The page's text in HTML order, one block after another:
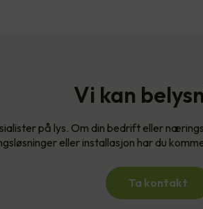
Vi kan
på lys. Om din bedrift eller
eller installasjon har du
Ta kontakt